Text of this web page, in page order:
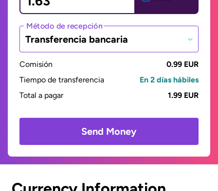
Método de recepción
Transferencia bancaria
Comisión
0.99 EUR
Tiempo de transferencia
En 2 días hábiles
Total a pagar
1.99 EUR
Send Money